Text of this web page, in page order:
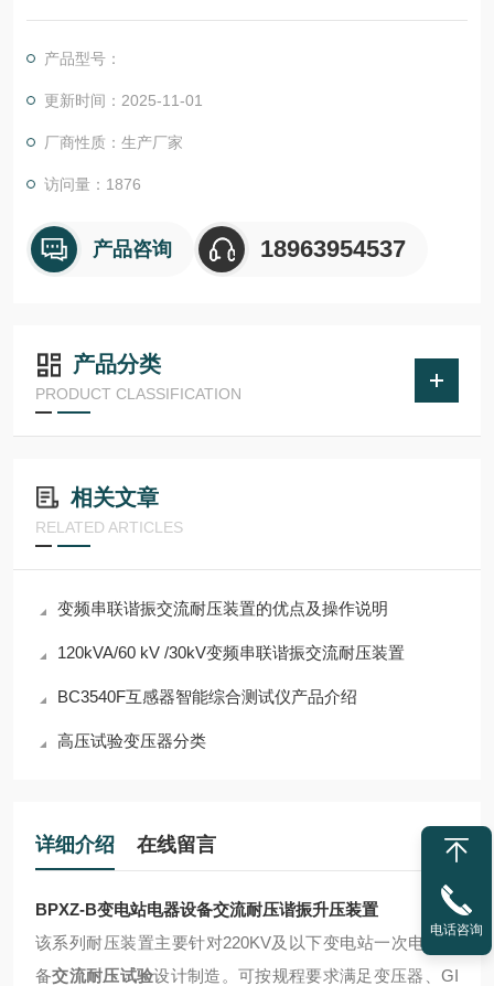
满足变压器、GIS系统、SF6开关、电缆、套管等容性设备交流耐
足低电压、大电流的设备试验条件要求，具有较宽的适用范围，
是地、市、县级高压试验部门及电力承装、修试工程单位理想的
变电站电器设
产品型号：
更新时间：2025-11-01
厂商性质：生产厂家
访问量：1876
产品咨询 18963954537
产品分类
PRODUCT CLASSIFICATION
相关文章
RELATED ARTICLES
变频串联谐振交流耐压装置的优点及操作说明
120kVA/60 kV /30kV变频串联谐振交流耐压装置
BC3540F互感器智能综合测试仪产品介绍
高压试验变压器分类
详细介绍 在线留言
BPXZ-B变电站电器设备交流耐压谐振升压装置
该系列耐压装置主要针对220KV及以下变电站一次电气设
备交流耐压试验设计制造。可按规程要求满足变压器、GI
电话咨询